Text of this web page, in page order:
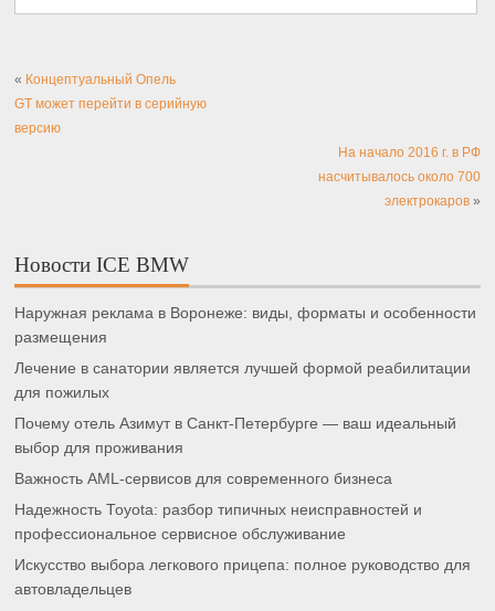
« Концептуальный Опель
GT может перейти в серийную
версию
На начало 2016 г. в РФ
насчитывалось около 700
электрокаров»
Новости ICE BMW
Наружная реклама в Воронеже: виды, форматы и особенности
размещения
Лечение в санатории является лучшей формой реабилитации
для пожилых
Почему отель Азимут в Санкт-Петербурге — ваш идеальный
выбор для проживания
Важность AML-сервисов для современного бизнеса
Надежность Toyota: разбор типичных неисправностей и
профессиональное сервисное обслуживание
Искусство выбора легкового прицепа: полное руководство для
автовладельцев